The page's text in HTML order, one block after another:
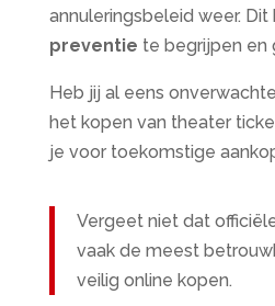
annuleringsbeleid weer. Dit
preventie te begrijpen en
Heb jij al eens
het kopen van theater
je voor toekomstige
Vergeet niet dat
vaak de meest
veilig online kopen.